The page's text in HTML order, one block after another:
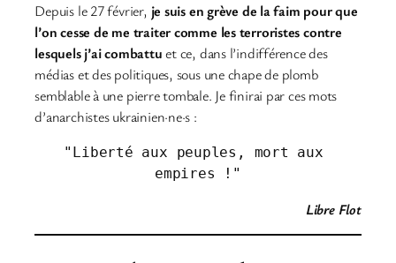
Depuis le 27 février, je suis en grève de la faim pour que
l’on cesse de me traiter comme les terroristes contre
lesquels j’ai combattuet ce, dans l’indifférence des
médias et des politiques, sous une chape de plomb
semblable à une pierre tombale. Je finirai par ces mots
d’anarchistes ukrainien·ne·s :
"Liberté aux peuples, mort aux
empires !"
Libre Flot